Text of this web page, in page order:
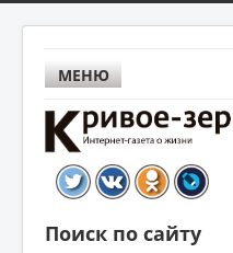
МЕНЮ
Поиск по сайту